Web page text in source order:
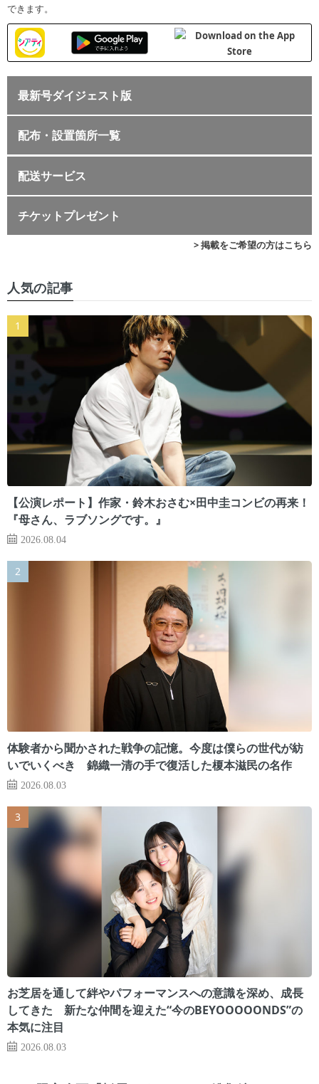
できます。
最新号ダイジェスト版
配布・設置箇所一覧
配送サービス
チケットプレゼント
> 掲載をご希望の方はこちら
人気の記事
【公演レポート】作家・鈴木おさむ×田中圭コンビの再来！
『母さん、ラブソングです。』
2026.08.04
体験者から聞かされた戦争の記憶。今度は僕らの世代が紡
いでいくべき 錦織一清の手で復活した榎本滋民の名作
2026.08.03
お芝居を通して絆やパフォーマンスへの意識を深め、成長
してきた 新たな仲間を迎えた“今のBEYOOOOONDS”の
本気に注目
2026.08.03